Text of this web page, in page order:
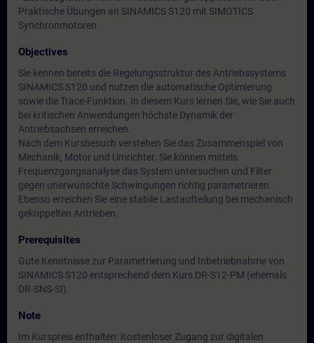
Praktische Übungen an SINAMICS S120 mit SIMOTICS
Synchronmotoren
Objectives
Sie kennen bereits die Regelungsstruktur des Antriebssystems
SINAMICS S120 und nutzen die automatische Optimierung
sowie die Trace-Funktion. In diesem Kurs lernen Sie, wie Sie auch
bei kritischen Anwendungen höchste Dynamik der
Antriebsachsen erreichen.
Nach dem Kursbesuch verstehen Sie das Zusammenspiel von
Mechanik, Motor und Umrichter. Sie können mittels
Frequenzgangsanalyse das System untersuchen und Filter
gegen unerwünschte Schwingungen richtig parametrieren.
Ebenso erreichen Sie eine stabile Lastaufteilung bei mechanisch
gekoppelten Antrieben.
Prerequisites
Gute Kenntnisse zur Parametrierung und Inbetriebnahme von
SINAMICS S120 entsprechend dem Kurs DR-S12-PM (ehemals
DR-SNS-SI).
Note
Im Kurspreis enthalten: Kostenloser Zugang zur digitalen